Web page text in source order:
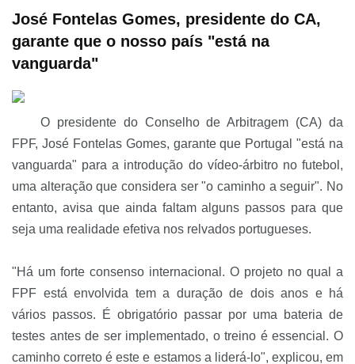
José Fontelas Gomes, presidente do CA,
garante que o nosso país "está na
vanguarda"
O presidente do Conselho de Arbitragem (CA) da
FPF, José Fontelas Gomes, garante que Portugal "está na
vanguarda" para a introdução do vídeo-árbitro no futebol,
uma alteração que considera ser "o caminho a seguir". No
entanto, avisa que ainda faltam alguns passos para que
seja uma realidade efetiva nos relvados portugueses.
"Há um forte consenso internacional. O projeto no qual a
FPF está envolvida tem a duração de dois anos e há
vários passos. É obrigatório passar por uma bateria de
testes antes de ser implementado, o treino é essencial. O
caminho correto é este e estamos a liderá-lo", explicou, em